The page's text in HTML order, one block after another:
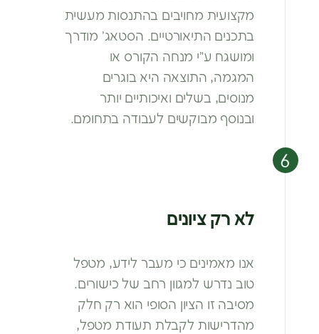
מקצועית מחויבים בהתנסות מעשית
בתכנים התיאורטיים. הסטאג’ מודרך
ומושגח ע”י מנחה הקורס או
המגמה, התוצאה היא בוגרים
מנוסים, בשלים ואיכותיים יותר
ובנוסף מבוקשים לעבודה בתחומם.
לא רק ציונים
אנו מאמינים כי מעבר לידע, מטפל
טוב נדרש למגוון רחב של כישורים.
מסיבה זו הציון הסופי הוא רק חלק
מהדרישות לקבלת תעודת מטפל,